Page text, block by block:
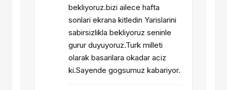
bekliyoruz.bizi ailece hafta
sonlari ekrana kitledin Yarislarini
sabirsizlikla bekliyoruz seninle
gurur duyuyoruz.Turk milleti
olarak basarilara okadar aciz
ki.Sayende gogsumuz kabariyor.